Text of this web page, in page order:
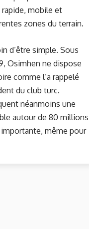
mobile et
zones du terrain.
d’être simple. Sous
Osimhen ne dispose
comme l’a rappelé
du club turc.
néanmoins une
autour de 80 millions
importante, même pour